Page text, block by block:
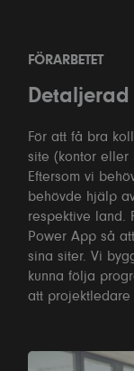
FÖRARBETET
För att få bra
site (kontor eller
Eftersom vi
behövde hjälp
respektive land.
Power App så
sina siter. Vi
kunna följa
att projektledare